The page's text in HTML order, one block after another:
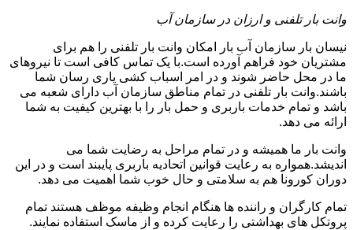
وانت بار تلفنی و ارزان در سازمان آب
نیسان بار سازمان آب بار امکان وانت بار تلفنی را هم برای
مشتریان خود فراهم آورده است.با یک تماس کافی است تا نیروهای
ما در محل حاضر شوند و در امر اسباب کشی یاری رسان شما
باشند.وانت بار تلفنی در تمام مناطق سازمان آب دارای شعبه می
باشد و تمام خدمات باربری و حمل بار را با بهترین کیفیت به شما
ارائه می دهد.
وانت بار ما همیشه و در تمام مراحل به رضایت شما می
اندیشد.همواره به رعایت قوانین اتحادیه باربری پایبند است و در این
دوران کورونا هم به سلامتی و حال خوب شما اهمیت می دهد.
تمام کارگران و راننده ها هنگام انجام وظیفه موظف هستند تمام
پروتکل های بهداشتی را رعایت کرده و از ماسک استفاده نمایند.